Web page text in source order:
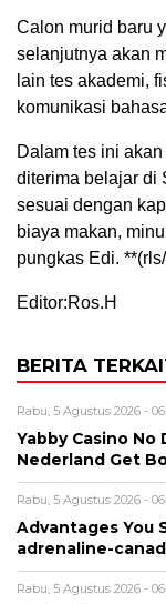
Calon murid baru
selanjutnya akan
lain tes akademi,
komunikasi
Dalam tes ini
diterima belajar di
sesuai dengan
biaya makan,
pungkas Edi.
Editor:Ros.H
BERITA
Rabu, 5 Agustus 2026 -
Yabby Casino No
Nederland Get
Rabu, 5 Agustus 2026 -
Advantages You
adrenaline-
Rabu, 5 Agustus 2026 -